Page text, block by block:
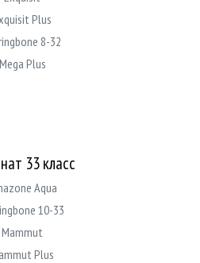
Plus
8-32
Mega Plus
33 класс
Aqua
10-33
Mammut
Plus